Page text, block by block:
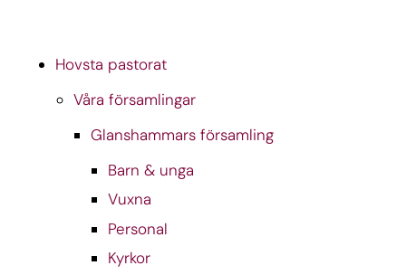
Hovsta pastorat
Våra församlingar
Glanshammars församling
Barn & unga
Vuxna
Personal
Kyrkor